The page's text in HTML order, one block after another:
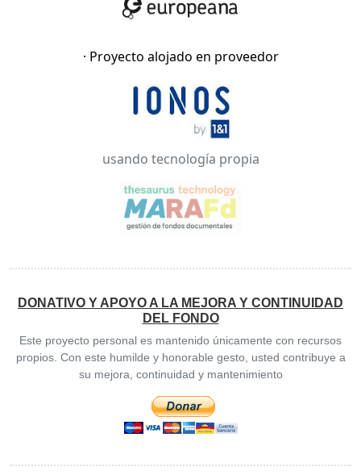
· Proyecto alojado en proveedor
usando tecnología propia
DONATIVO Y APOYO A LA MEJORA Y CONTINUIDAD
DEL FONDO
Este proyecto personal es mantenido únicamente con recursos
propios. Con este humilde y honorable gesto, usted contribuye a
su mejora, continuidad y mantenimiento